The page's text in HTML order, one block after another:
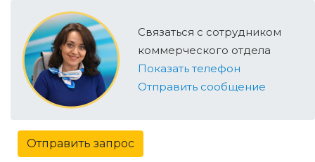
Связаться с сотрудником
коммерческого отдела
Показать телефон
Отправить сообщение
Отправить запрос